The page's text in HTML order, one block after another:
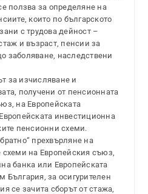
ползва за определяне на
които по българското
с трудова дейност –
и възраст, пенсии за
заболяване, наследствени
за изчисляване и
получени от пенсионната
на Европейската
инвестиционна
пенсионни схеми.
прехвърляне на
схеми на Европейския съюз,
банка или Европейската
България, за осигурителен
се зачита сборът от стажа,